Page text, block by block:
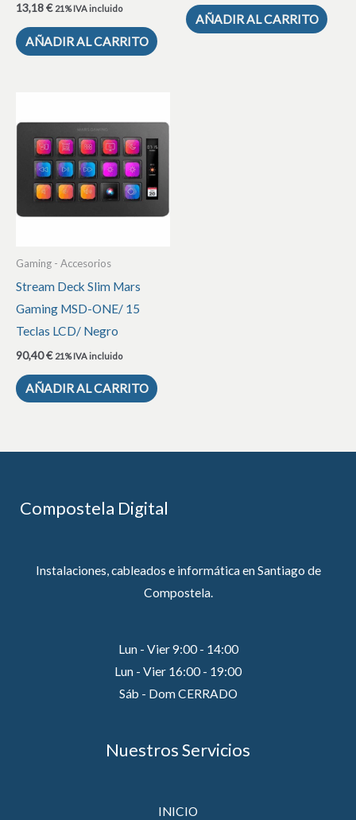
13,18€ 21% IVA incluido
AÑADIR AL CARRITO
AÑADIR AL CARRITO
Gaming - Accesorios
Stream Deck Slim Mars
Gaming MSD-ONE/ 15
Teclas LCD/ Negro
90,40€ 21% IVA incluido
AÑADIR AL CARRITO
Compostela Digital
Instalaciones, cableados e informática en Santiago de
Compostela.
Lun - Vier 9:00 - 14:00
Lun - Vier 16:00 - 19:00
Sáb - Dom CERRADO
Nuestros Servicios
INICIO